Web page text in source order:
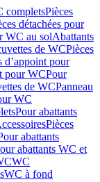
completsPièces
détachées pour
WC au solAbattants
de WCPièces
d’appoint pour
pour WCPour
de WCPanneau
WC
Pour abattants
Pièces
abattants
abattants WC et
WC
WC à fond